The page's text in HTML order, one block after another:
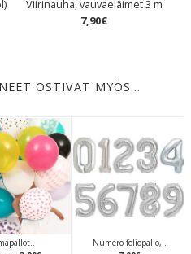
Viirinauha, vauvaeläimet 3 m
7,90€
OSTIVAT MYÖS…
Numero foliopallo,..